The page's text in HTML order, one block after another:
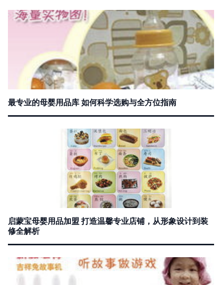
最专业的母婴用品库 如何科学选购与全方位指南
启蒙宝母婴用品加盟 打造温馨专业店铺，从形象设计到装
修全解析